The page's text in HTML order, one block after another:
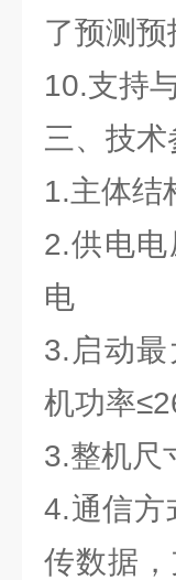
了预测预
10.支持
三、技术
1.主体结
2.供电
电
3.启动
机功率
3.整机尺
4.通信方
传数据